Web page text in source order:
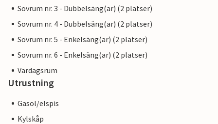
Sovrum nr. 3 - Dubbelsäng(ar) (2 platser)
Sovrum nr. 4 - Dubbelsäng(ar) (2 platser)
Sovrum nr. 5 - Enkelsäng(ar) (2 platser)
Sovrum nr. 6 - Enkelsäng(ar) (2 platser)
Vardagsrum
Utrustning
Gasol/elspis
Kylskåp